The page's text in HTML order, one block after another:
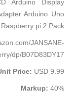
Arduino Display
Arduino Uno
Raspberry pi 2 Pack
JANSANE-
dp/B07D83DY17
Price: USD 9.99
Markup: 40%